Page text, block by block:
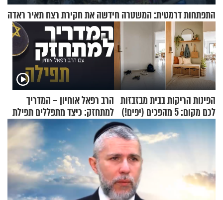
התפתחות דרמטית: המשטרה חידשה את חקירת רצח תאיר ראדה
הפינות הריקות בבית מבזבזות
לכם מקום: 5 מהפכים (יפים!)
שאפשר לעשות כבר היום
הרב רפאל אוחיון – המדריך
למתחזק: כיצד מתפללים תפילת
שמונה עשרה?